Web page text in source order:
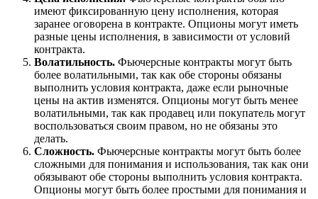
имеют фиксированную цену исполнения, которая
заранее оговорена в контракте. Опционы могут иметь
разные цены исполнения, в зависимости от условий
контракта.
Волатильность. Фьючерсные контракты могут быть
более волатильными, так как обе стороны обязаны
выполнить условия контракта, даже если рыночные
цены на актив изменятся. Опционы могут быть менее
волатильными, так как продавец или покупатель могут
воспользоваться своим правом, но не обязаны это
делать.
Сложность. Фьючерсные контракты могут быть более
сложными для понимания и использования, так как они
обязывают обе стороны выполнить условия контракта.
Опционы могут быть более простыми для понимания и